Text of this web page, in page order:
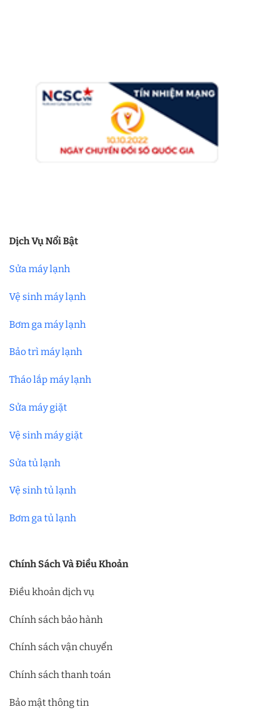
Dịch Vụ Nổi Bật
Sửa máy lạnh
Vệ sinh máy lạnh
Bơm ga máy lạnh
Bảo trì máy lạnh
Tháo lắp máy lạnh
Sửa máy giặt
Vệ sinh máy giặt
Sửa tủ lạnh
Vệ sinh tủ lạnh
Bơm ga tủ lạnh
Chính Sách Và Điều Khoản
Điều khoản dịch vụ
Chính sách bảo hành
Chính sách vận chuyển
Chính sách thanh toán
Bảo mật thông tin